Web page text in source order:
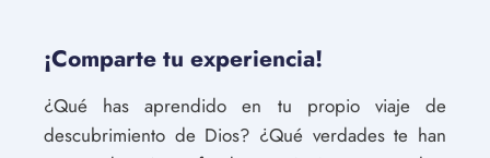
¡Comparte tu experiencia!
¿Qué has aprendido en tu propio viaje de
descubrimiento de Dios? ¿Qué verdades te han